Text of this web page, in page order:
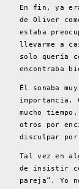
En fin, ya
de Oliver
estaba
llevarme a
solo quería
encontraba
Él sonaba
importancia.
mucho
otros por
disculpar por
Tal vez en
de insistir
pareja”. Yo